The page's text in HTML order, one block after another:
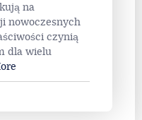
na
nowoczesnych
czynią
dla wielu